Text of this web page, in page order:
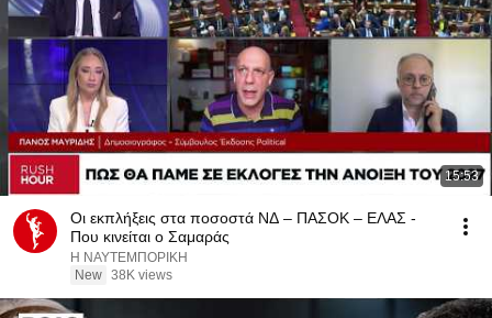
15:53
Οι εκπλήξεις στα ποσοστά ΝΔ – ΠΑΣΟΚ – ΕΛΑΣ -
Που κινείται ο Σαμαράς
Η ΝΑΥΤΕΜΠΟΡΙΚΗ
New 38K views